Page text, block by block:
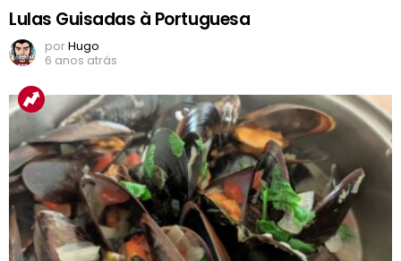
Lulas Guisadas à Portuguesa
porHugo
6 anos atrás